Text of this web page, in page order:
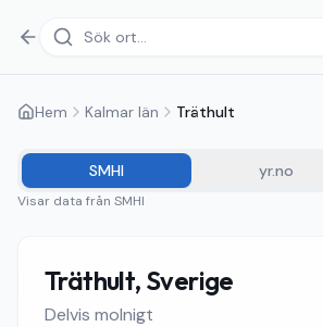
Hem Kalmar län Träthult
SMHI yr.no
Visar data från SMHI
Träthult, Sverige
Delvis molnigt